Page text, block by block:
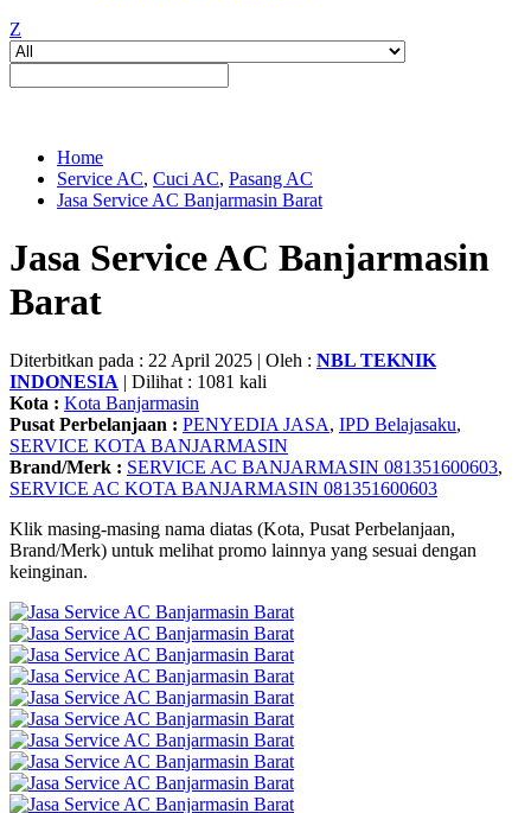
Z
Home
Service AC, Cuci AC, Pasang AC
Jasa Service AC Banjarmasin Barat
Jasa Service AC Banjarmasin
Barat
Diterbitkan pada : 22 April 2025 | Oleh : NBL TEKNIK
INDONESIA | Dilihat : 1081 kali
Kota : Kota Banjarmasin
Pusat Perbelanjaan : PENYEDIA JASA, IPD Belajasaku,
SERVICE KOTA BANJARMASIN
Brand/Merk : SERVICE AC BANJARMASIN 081351600603,
SERVICE AC KOTA BANJARMASIN 081351600603
Klik masing-masing nama diatas (Kota, Pusat Perbelanjaan,
Brand/Merk) untuk melihat promo lainnya yang sesuai dengan
keinginan.